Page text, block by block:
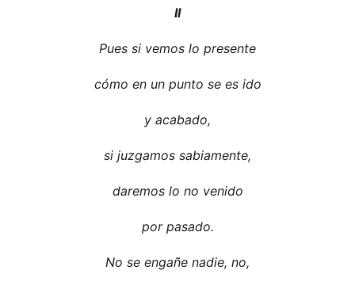
II
Pues si vemos lo presente
cómo en un punto se es ido
y acabado,
si juzgamos sabiamente,
daremos lo no venido
por pasado.
No se engañe nadie, no,